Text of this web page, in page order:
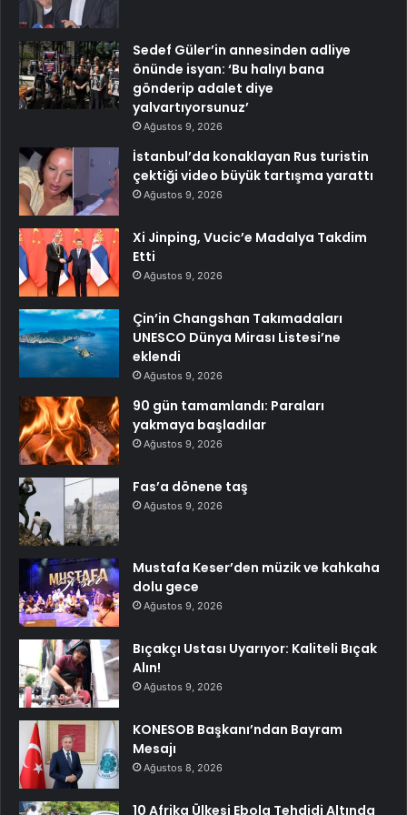
Sedef Güler’in annesinden adliye
önünde isyan: ‘Bu halıyı bana
gönderip adalet diye
yalvartıyorsunuz’
Ağustos 9, 2026
İstanbul’da konaklayan Rus turistin
çektiği video büyük tartışma yarattı
Ağustos 9, 2026
Xi Jinping, Vucic’e Madalya Takdim
Etti
Ağustos 9, 2026
Çin’in Changshan Takımadaları
UNESCO Dünya Mirası Listesi’ne
eklendi
Ağustos 9, 2026
90 gün tamamlandı: Paraları
yakmaya başladılar
Ağustos 9, 2026
Fas’a dönene taş
Ağustos 9, 2026
Mustafa Keser’den müzik ve kahkaha
dolu gece
Ağustos 9, 2026
Bıçakçı Ustası Uyarıyor: Kaliteli Bıçak
Alın!
Ağustos 9, 2026
KONESOB Başkanı’ndan Bayram
Mesajı
Ağustos 8, 2026
10 Afrika Ülkesi Ebola Tehdidi Altında